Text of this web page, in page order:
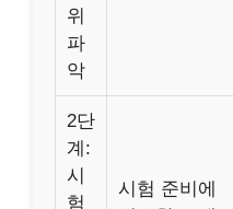
위
파
악
2단
계:
시
험
시험 준비에